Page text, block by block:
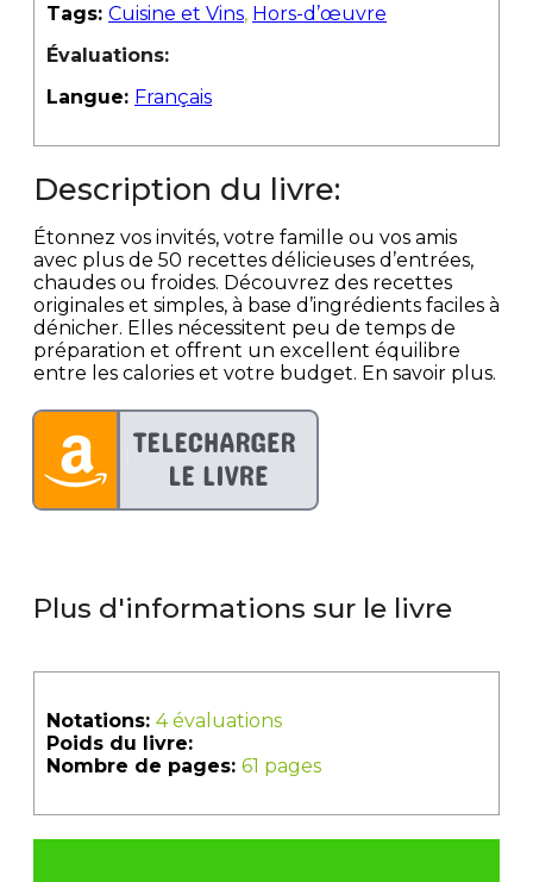
Tags: Cuisine et Vins, Hors-d’œuvre
Évaluations:
Langue: Français
Description du livre:
Étonnez vos invités, votre famille ou vos amis
avec plus de 50 recettes délicieuses d’entrées,
chaudes ou froides. Découvrez des recettes
originales et simples, à base d’ingrédients faciles à
dénicher. Elles nécessitent peu de temps de
préparation et offrent un excellent équilibre
entre les calories et votre budget. En savoir plus.
Plus d'informations sur le livre
Notations: 4 évaluations
Poids du livre:
Nombre de pages: 61 pages